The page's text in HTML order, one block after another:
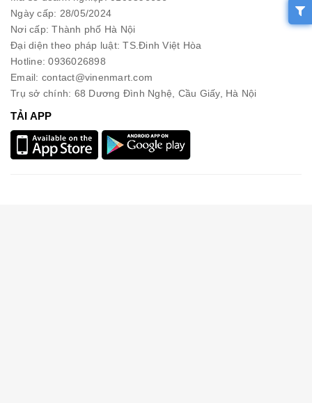
Ngày cấp: 28/05/2024
Nơi cấp: Thành phố Hà Nội
Đại diện theo pháp luật: TS.Đinh Việt Hòa
Hotline: 0936026898
Email: contact@vinenmart.com
Trụ sở chính: 68 Dương Đình Nghệ, Cầu Giấy, Hà Nội
TẢI APP